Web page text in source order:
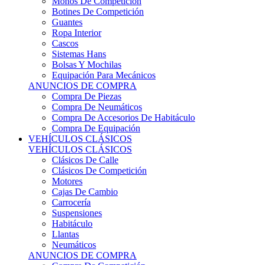
Botines De Competición
Guantes
Ropa Interior
Cascos
Sistemas Hans
Bolsas Y Mochilas
Equipación Para Mecánicos
ANUNCIOS DE COMPRA
Compra De Piezas
Compra De Neumáticos
Compra De Accesorios De Habitáculo
Compra De Equipación
VEHÍCULOS CLÁSICOS
VEHÍCULOS CLÁSICOS
Clásicos De Calle
Clásicos De Competición
Motores
Cajas De Cambio
Carrocería
Suspensiones
Habitáculo
Llantas
Neumáticos
ANUNCIOS DE COMPRA